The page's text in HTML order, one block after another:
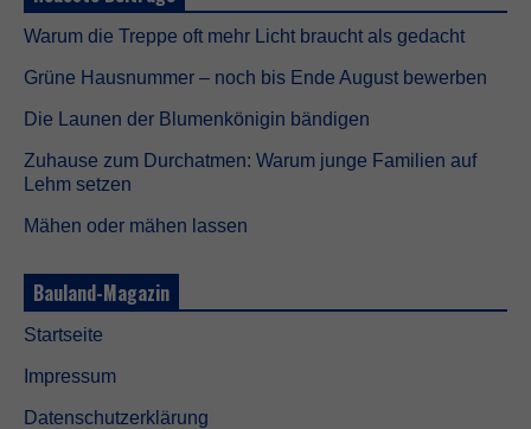
Warum die Treppe oft mehr Licht braucht als gedacht
Grüne Hausnummer – noch bis Ende August bewerben
Die Launen der Blumenkönigin bändigen
Zuhause zum Durchatmen: Warum junge Familien auf
Lehm setzen
Mähen oder mähen lassen
Bauland-Magazin
Startseite
Impressum
Datenschutzerklärung